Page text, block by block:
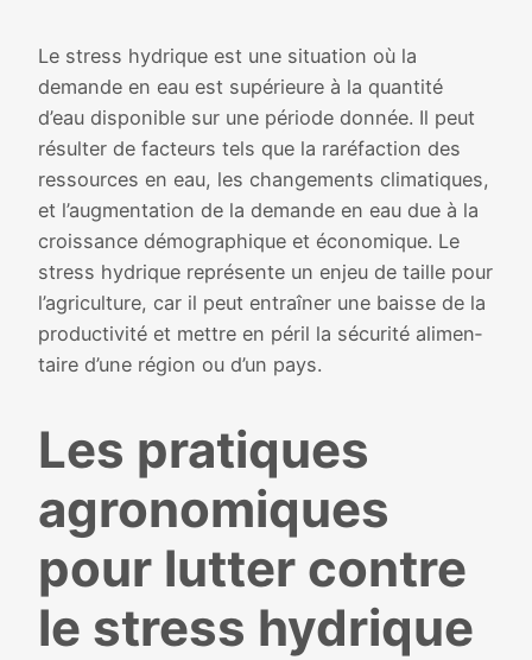
Le stress hydrique est une situa­tion où la
demande en eau est supé­rieure à la quan­ti­té
d’eau dis­po­nible sur une période don­née. Il peut
résul­ter de fac­teurs tels que la raré­fac­tion des
res­sources en eau, les chan­ge­ments cli­ma­tiques,
et l’augmentation de la demande en eau due à la
crois­sance démo­gra­phique et éco­no­mique. Le
stress hydrique repré­sente un enjeu de taille pour
l’agriculture, car il peut entraî­ner une baisse de la
pro­duc­ti­vi­té et mettre en péril la sécu­ri­té ali­men­
taire d’une région ou d’un pays.
Les pra­tiques
agro­no­miques
pour lut­ter contre
le stress hydrique